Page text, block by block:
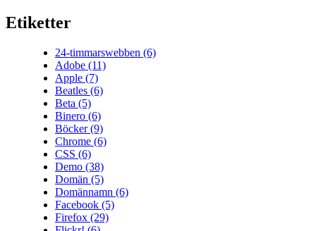
Etiketter
24-timmarswebben (6)
Adobe (11)
Apple (7)
Beatles (6)
Beta (5)
Binero (6)
Böcker(9)
Chrome (6)
CSS (6)
Demo (38)
Domän (5)
Domännamn (6)
Facebook (5)
Firefox (29)